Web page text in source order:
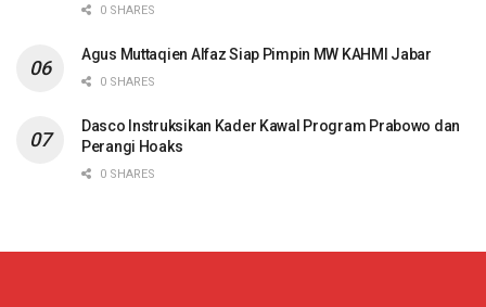
0 SHARES
Agus Muttaqien Alfaz Siap Pimpin MW KAHMI Jabar
0 SHARES
Dasco Instruksikan Kader Kawal Program Prabowo dan
Perangi Hoaks
0 SHARES